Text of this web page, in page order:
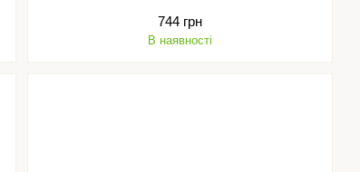
744 грн
В наявності